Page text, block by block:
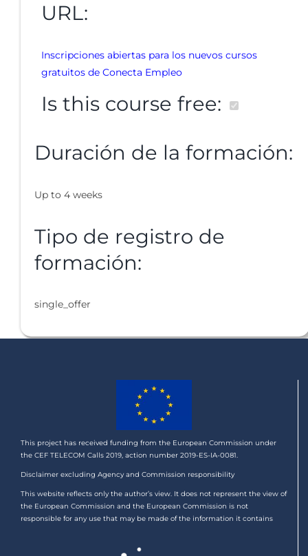
URL:
Inscripciones abiertas para los nuevos cursos
gratuitos de Conecta Empleo
Is this course free:
Duración de la formación:
Up to 4 weeks
Tipo de registro de
formación:
single_offer
This project has received funding from the European Commission under
the CEF TELECOM Calls 2019, action number 2019-ES-IA-0081.
Disclaimer excluding Agency and Commission responsibility
This website reflects only the author’s view. It does not represent the view of
the European Commission and the European Commission is not
responsible for any use that may be made of the information it contains